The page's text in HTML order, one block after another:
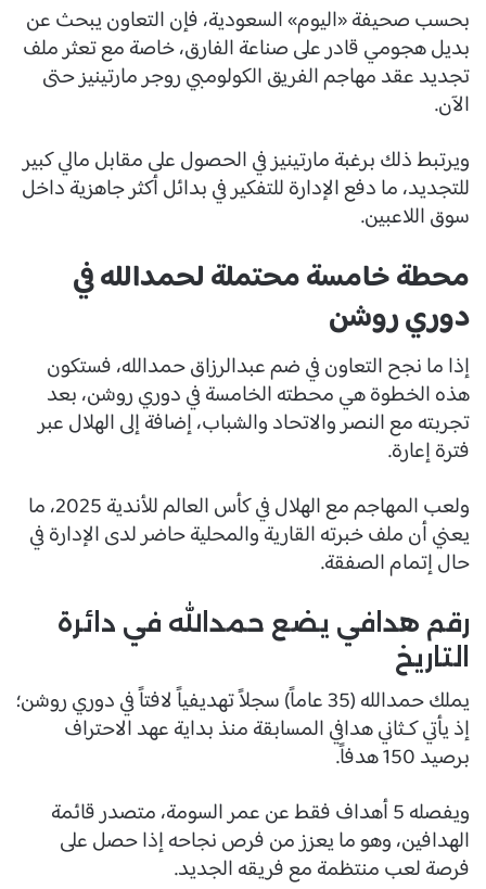
بحسب صحيفة «اليوم» السعودية، فإن التعاون يبحث عن
بديل هجومي قادر على صناعة الفارق، خاصة مع تعثر ملف
تجديد عقد مهاجم الفريق الكولومبي روجر مارتينيز حتى
الآن.
ويرتبط ذلك برغبة مارتينيز في الحصول على مقابل مالي كبير
للتجديد، ما دفع الإدارة للتفكير في بدائل أكثر جاهزية داخل
سوق اللاعبين.
محطة خامسة محتملة لحمدالله في
دوري روشن
إذا ما نجح التعاون في ضم عبدالرزاق حمدالله، فستكون
هذه الخطوة هي محطته الخامسة في دوري روشن، بعد
تجربته مع النصر والاتحاد والشباب، إضافة إلى الهلال عبر
فترة إعارة.
ولعب المهاجم مع الهلال في كأس العالم للأندية 2025، ما
يعني أن ملف خبرته القارية والمحلية حاضر لدى الإدارة في
حال إتمام الصفقة.
رقم هدافي يضع حمدالله في دائرة
التاريخ
يملك حمدالله (35 عاماً) سجلاً تهديفياً لافتاً في دوري روشن؛
إذ يأتي كـثاني هدافي المسابقة منذ بداية عهد الاحتراف
برصيد 150 هدفاً.
ويفصله 5 أهداف فقط عن عمر السومة، متصدر قائمة
الهدافين، وهو ما يعزز من فرص نجاحه إذا حصل على
فرصة لعب منتظمة مع فريقه الجديد.